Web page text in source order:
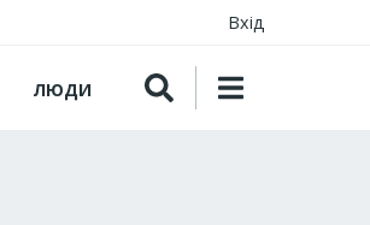
Вхід
ЛЮДИ